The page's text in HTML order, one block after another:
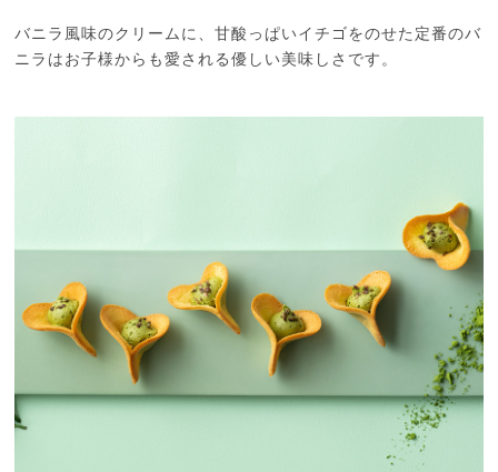
バニラ風味のクリームに、甘酸っぱいイチゴをのせた 定番のバ
ニラはお子様からも愛される優しい美味しさです。